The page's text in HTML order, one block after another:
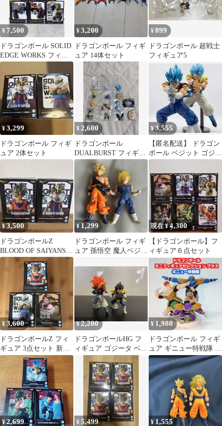
¥ 7,500
ドラゴンボール SOLID
EDGE WORKS フィギ
ュア 5種セット
¥3,200
ドラゴンボール フィギ
ュア 14体セット
¥899
ドラゴンボール 超戦士
フィギュア5
¥3,299
ドラゴンボール フィギ
ュア 2体セット
¥ 2,600
ドラゴンボール
DUALBURST フィギュ
ア 全4種セット
¥3,555
【匿名配送】 ドラゴン
ボール ベジット ゴジー
タ フィギュア セット売
り
¥3,500
ドラゴンボールZ
BLOOD OF SAIYANS
フィギュア 2種セット
¥ 1,299
ドラゴンボール フィギ
ュア 孫悟空 魔人ベジー
現在 ¥4,300
【ドラゴンボール】フ
ィギュア６点セット
¥3,600
ドラゴンボールZ フィ
ギュア 3点セット 新
品・未開封
¥2,200
ドラゴンボールHG フ
ィギュア ゴジータ ベジ
¥ 1,980
ドラゴンボール フィギ
ュア ギニュー特戦隊 ミ
ニフィギュアセット
新品未開封
¥2,699 ¥5,499 ¥ 1,555